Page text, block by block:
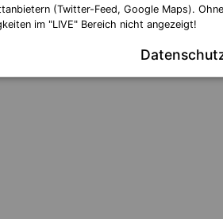
(Twitter-Feed, Google Maps).
im "LIVE" Bereich nicht angezeigt!